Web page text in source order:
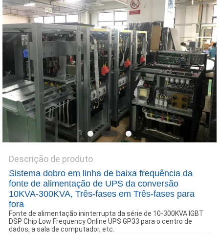
MAPA
DO
SITE
POLÍTICA
DE
PRIVACIDADE
Descrição de produto
Sistema dobro em linha de baixa frequência da
fonte de alimentação de UPS da conversão
10KVA-300KVA, Três-fases em Três-fases para
fora
Fonte de alimentação ininterrupta da série de 10-300KVA IGBT
DSP Chip Low Frequency Online UPS GP33 para o centro de
dados, a sala de computador, etc.